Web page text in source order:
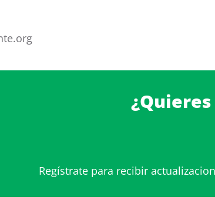
Regístrate para recibir